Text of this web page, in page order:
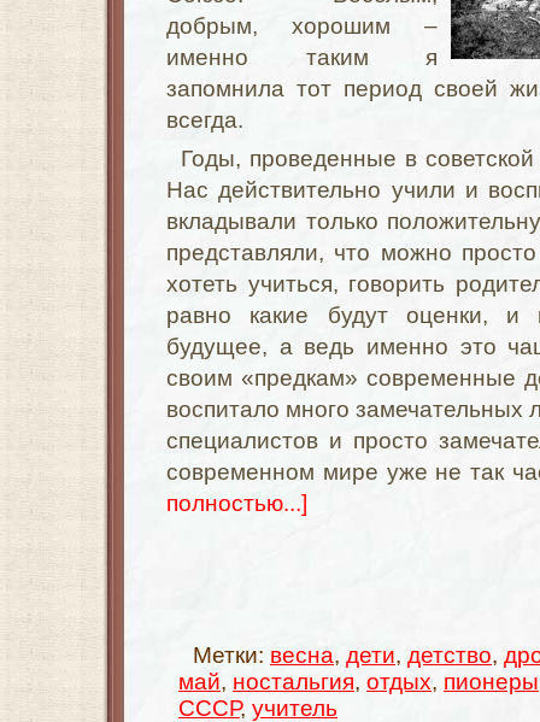
добрым, хорошим –
именно таким я
запомнила тот период своей
всегда.
Годы, проведенные в
Нас действительно учили и
вкладывали только
представляли, что можно
хотеть учиться, говорить
равно какие будут оценки, и
будущее, а ведь именно это
своим «предкам» современные
воспитало много замечательных
специалистов и просто
современном мире уже не так
полностью...]
Метки: весна, дети, детство,
май, ностальгия, отдых, пионеры
СССР, учитель